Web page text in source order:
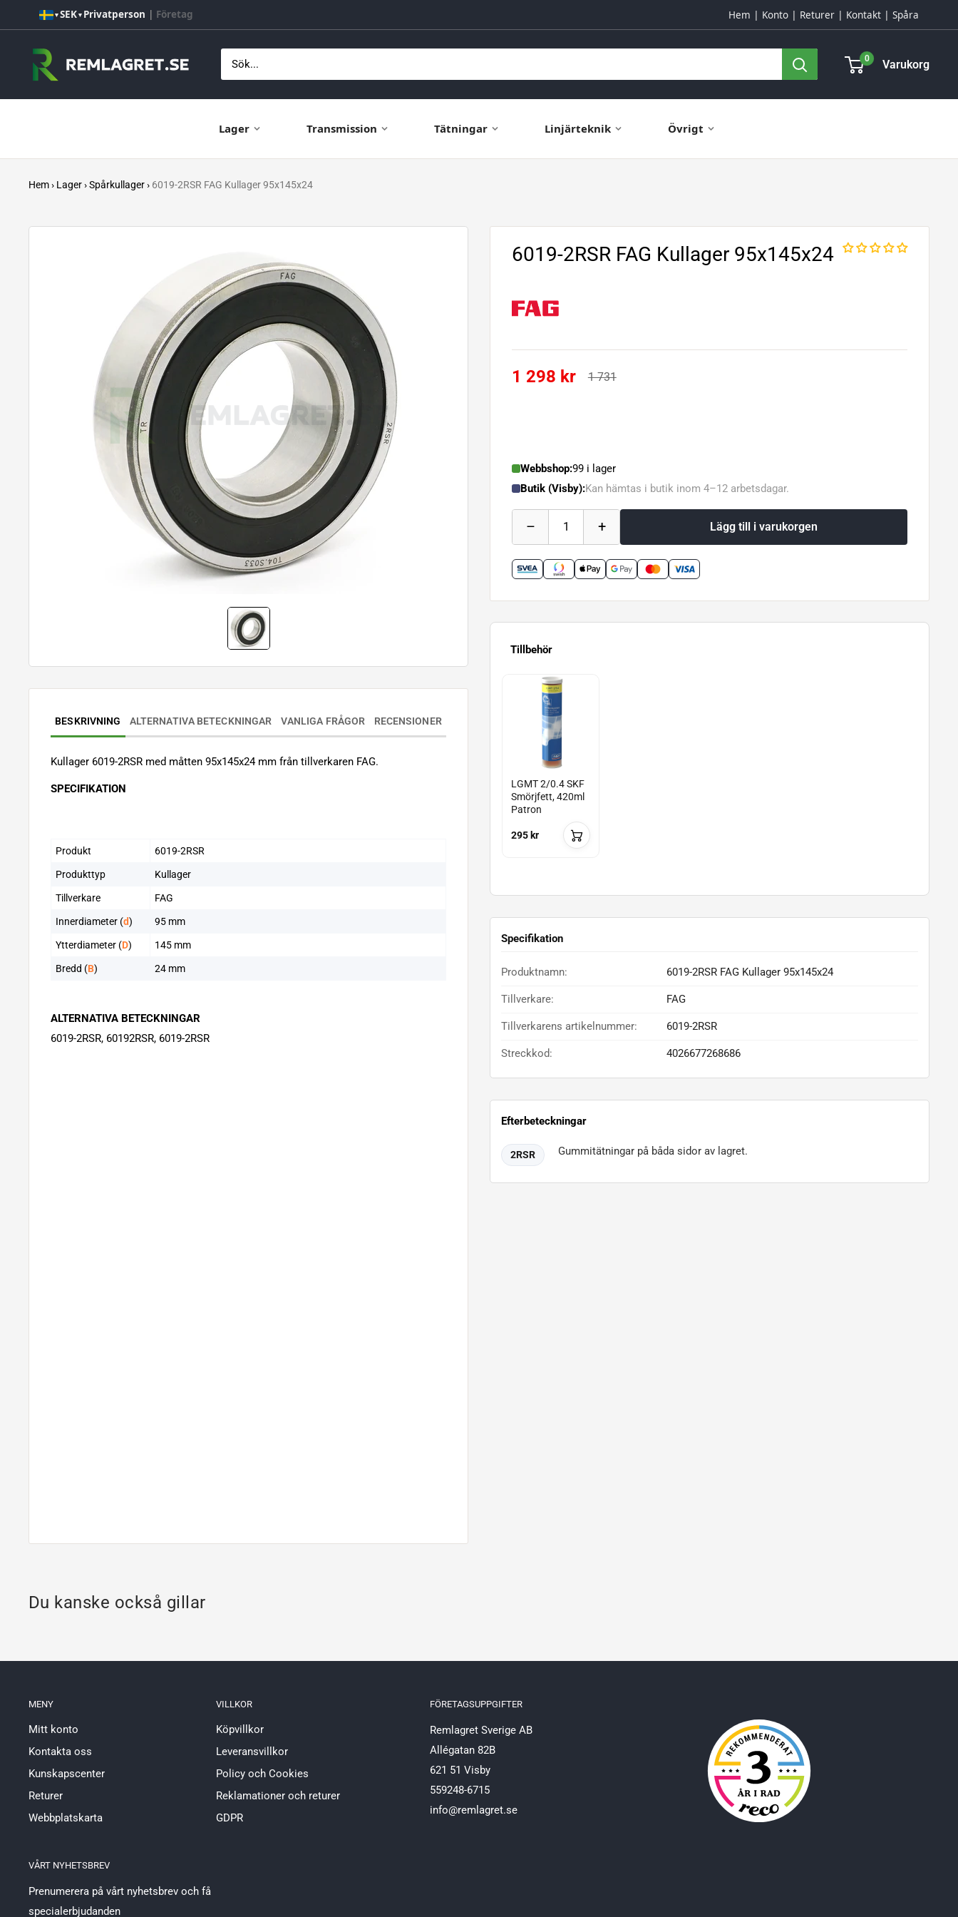
till
innehåll
▼SEK▼ Privatperson | Företag Hem Konto Returer Kontakt Spåra
Remlagret.se 0 Varukorg
Lager Transmission Tätningar Linjärteknik Övrigt
Hem› Lager›Spårkullager› 6019-2RSR FAG Kullager 95x145x24
6019-2RSR FAG Kullager 95x145x24
1 298 kr 1 731
Webbshop:99 i lager
Butik (Visby):Kan hämtas i butik inom 4–12 arbetsdagar.
– 1 + Lägg till i varukorgen
Tillbehör
LGMT 2/0.4 SKF
Smörjfett, 420ml
Patron
295 kr
Specifikation
Produktnamn: 6019-2RSR FAG Kullager 95x145x24
Tillverkare: FAG
Tillverkarens artikelnummer: 6019-2RSR
Streckkod: 4026677268686
Efterbeteckningar
2RSR Gummitätningar på båda sidor av lagret.
BESKRIVNING ALTERNATIVA BETECKNINGAR VANLIGA FRÅGOR RECENSIONER
Kullager 6019-2RSR med måtten 95x145x24 mm från tillverkaren FAG.
SPECIFIKATION
Produkt 6019-2RSR
Produkttyp Kullager
Tillverkare FAG
Innerdiameter (d) 95 mm
Ytterdiameter (D) 145 mm
Bredd (B) 24 mm
ALTERNATIVA BETECKNINGAR
6019-2RSR, 60192RSR, 6019-2RSR
Du kanske också gillar
MENY
Mitt konto
Kontakta oss
Kunskapscenter
Returer
Webbplatskarta
VILLKOR
Köpvillkor
Leveransvillkor
Policy och Cookies
Reklamationer och returer
GDPR
FÖRETAGSUPPGIFTER
Remlagret Sverige AB
Allégatan 82B
621 51 Visby
559248-6715
info@remlagret.se
VÅRT NYHETSBREV
Prenumerera på vårt nyhetsbrev och få
specialerbjudanden